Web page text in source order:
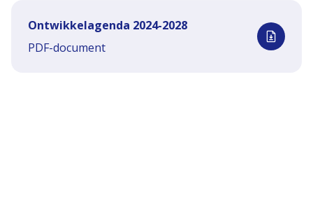
Ontwikkelagenda 2024-2028
PDF-document
(opent in nieuw tabblad)